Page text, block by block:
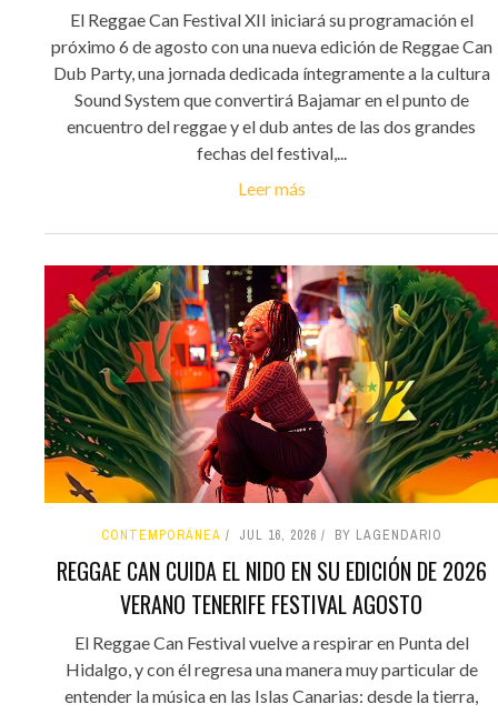
El Reggae Can Festival XII iniciará su programación el
próximo 6 de agosto con una nueva edición de Reggae Can
Dub Party, una jornada dedicada íntegramente a la cultura
Sound System que convertirá Bajamar en el punto de
encuentro del reggae y el dub antes de las dos grandes
fechas del festival,...
Leer más
CONTEMPORÁNEA JUL 16, 2026 BY LAGENDARIO
REGGAE CAN CUIDA EL NIDO EN SU EDICIÓN DE 2026
VERANO TENERIFE FESTIVAL AGOSTO
El Reggae Can Festival vuelve a respirar en Punta del
Hidalgo, y con él regresa una manera muy particular de
entender la música en las Islas Canarias: desde la tierra,